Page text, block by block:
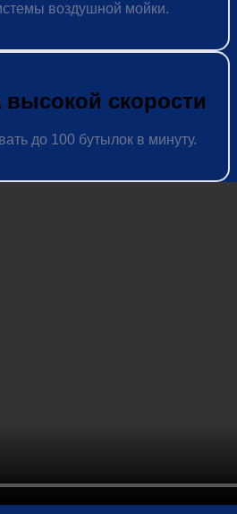
воздушной мойки.
скорости
до 100 бутылок в минуту.